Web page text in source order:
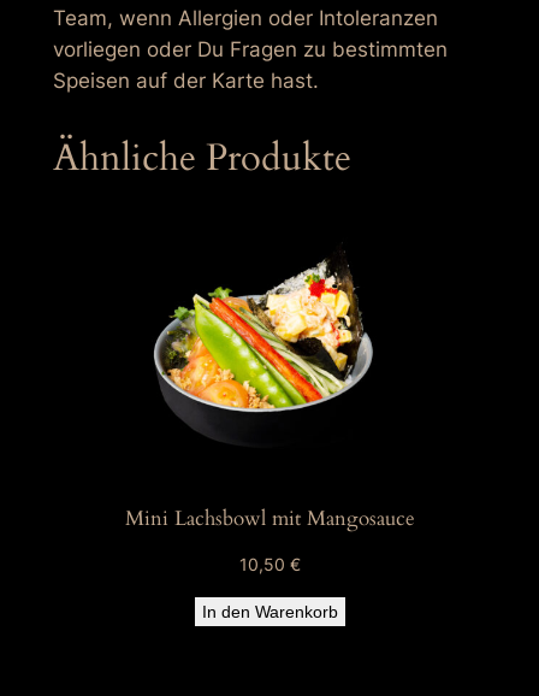
Team, wenn Allergien oder Intoleranzen
vorliegen oder Du Fragen zu bestimmten
Speisen auf der Karte hast.
Ähnliche Produkte
Mini Lachsbowl mit Mangosauce
10,50 €
In den Warenkorb